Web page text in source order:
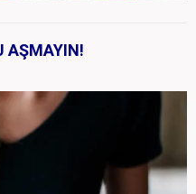
AŞMAYIN!